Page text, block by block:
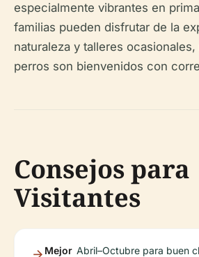
especialmente vibrantes en
familias pueden disfrutar de la
naturaleza y talleres
perros son bienvenidos con
Consejos para
Visitantes
Mejor Abril–Octubre para buen